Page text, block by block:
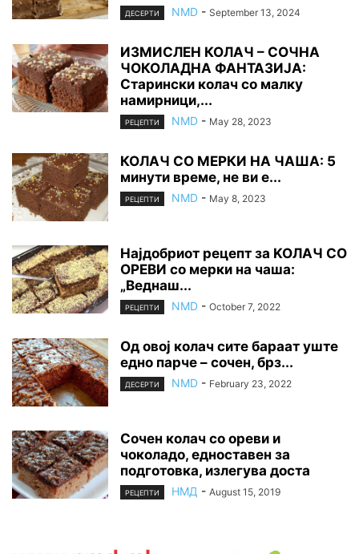
ДЕСЕРТИ NMD - September 13, 2024
ИЗМИСЛЕН КОЛАЧ – СОЧНА
ЧОКОЛАДНА ФАНТАЗИЈА:
Старински колач со малку
намирници,...
РЕЦЕПТИ NMD - May 28, 2023
КОЛАЧ СО МЕРКИ НА ЧАША: 5
минути време, не ви е...
РЕЦЕПТИ NMD - May 8, 2023
Најдобриот рецепт за KOЛАЧ СО
ОРЕВИ со мерки на чаша:
„Веднаш...
РЕЦЕПТИ NMD - October 7, 2022
Од овој колач сите бараат уште
едно парче – сочен, брз...
ДЕСЕРТИ NMD - February 23, 2022
Сочен колач со ореви и
чоколадо, едноставен за
подготовка, излегува доста
РЕЦЕПТИ НМД - August 15, 2019